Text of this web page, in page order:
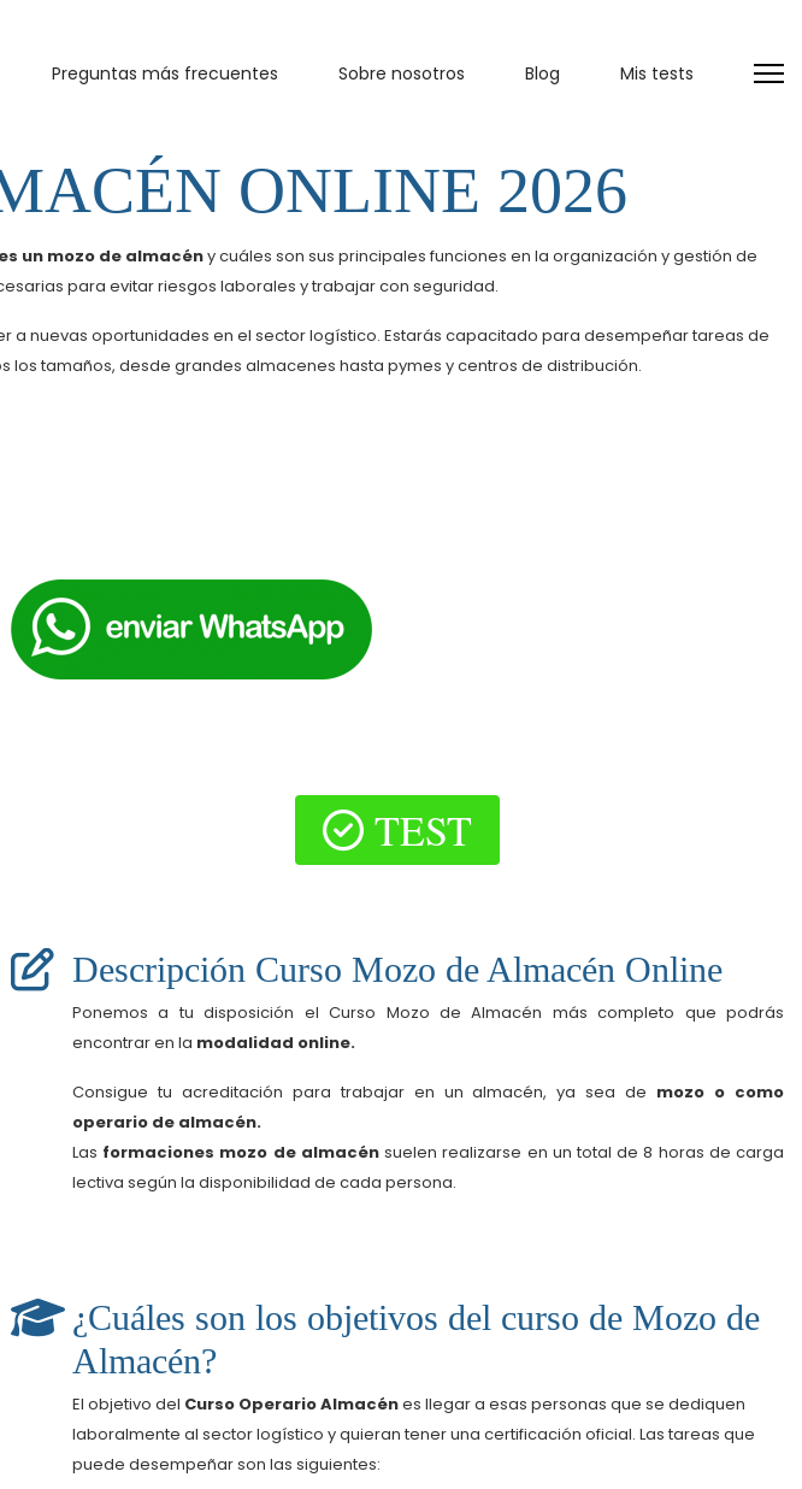
Preguntas más frecuentes Sobre nosotros Blog Mis tests
ONLINE 2026
un mozo de almacény cuáles son sus principales funciones en la organización y gestión de
para evitar riesgos laborales y trabajar con seguridad.
a nuevas oportunidades en el sector logístico. Estarás capacitado para desempeñar tareas de
tamaños, desde grandes almacenes hasta pymes y centros de distribución.
TEST
Descripción Curso Mozo de Almacén Online
Ponemos a tu disposición el Curso Mozo de Almacén más completo que podrás
encontrar en la modalidad online.
Consigue tu acreditación para trabajar en un almacén, ya sea de mozo o como
operario de almacén.
Las formaciones mozo de almacénsuelen realizarse en un total de 8 horas de carga
lectiva según la disponibilidad de cada persona.
¿Cuáles son los objetivos del curso de Mozo de
Almacén?
El objetivo del Curso Operario Almacénes llegar a esas personas que se dediquen
laboralmente al sector logístico y quieran tener una certificación oficial. Las tareas que
puede desempeñar son las siguientes: